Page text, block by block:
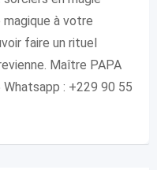
à votre
faire un rituel
Maître PAPA
: +229 90 55